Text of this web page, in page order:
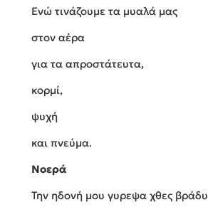
Ενώ τινάζουμε τα μυαλά μας
στον αέρα
για τα απροστάτευτα,
κορμί,
ψυχή
και πνεύμα.
Νοερά
Την ηδονή μου γυρεψα χθες βράδυ